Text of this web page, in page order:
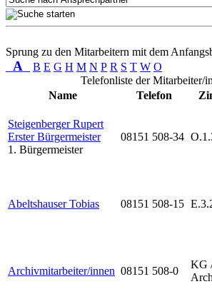
Sprung zu den Mitarbeitern mit dem
A B E G H M N P R S T W O
Telefonliste der Mitarbeiter/
Name
Telefon
Steigenberger Rupert
Erster Bürgermeister
1. Bürgermeister
08151 508-34
Abeltshauser Tobias 08151 508-15
Archivmitarbeiter/innen 08151 508-0
KG